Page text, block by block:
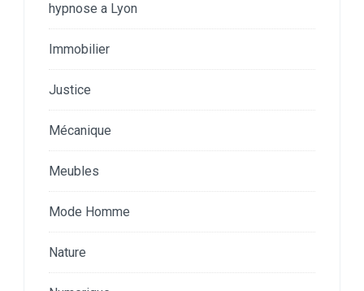
hypnose a Lyon
Immobilier
Justice
Mécanique
Meubles
Mode Homme
Nature